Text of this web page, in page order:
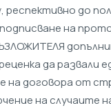
до
на
да развали
на договора от
на